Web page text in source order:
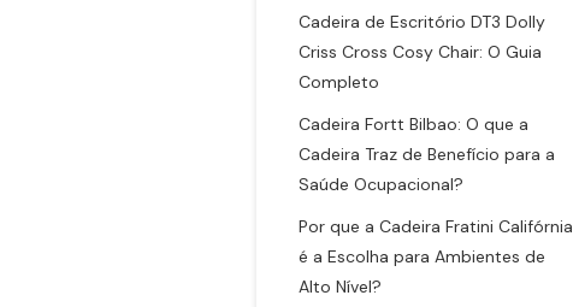
Cadeira de Escritório DT3 Dolly
Criss Cross Cosy Chair: O Guia
Completo
Cadeira Fortt Bilbao: O que a
Cadeira Traz de Benefício para a
Saúde Ocupacional?
Por que a Cadeira Fratini Califórnia
é a Escolha para Ambientes de
Alto Nível?